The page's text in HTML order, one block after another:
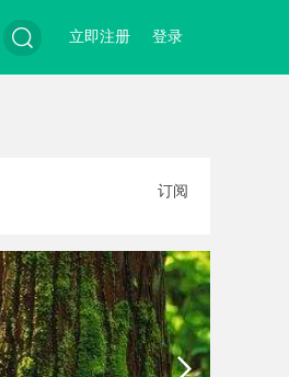
索
登录
立即注册
订阅